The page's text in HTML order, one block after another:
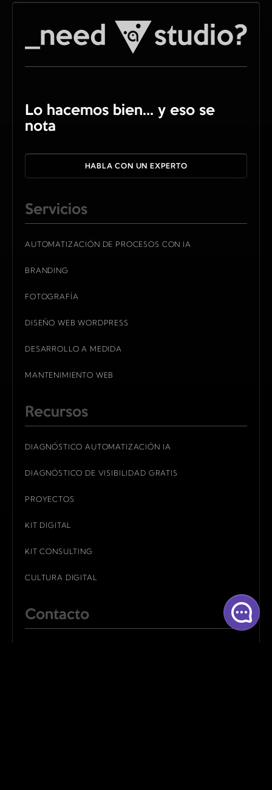
Lo hacemos bien... y eso se
nota
HABLA CON UN EXPERTO
Servicios
AUTOMATIZACIÓN DE PROCESOS CON IA
BRANDING
FOTOGRAFÍA
DISEÑO WEB WORDPRESS
DESARROLLO A MEDIDA
MANTENIMIENTO WEB
Recursos
DIAGNÓSTICO AUTOMATIZACIÓN IA
DIAGNÓSTICO DE VISIBILIDAD GRATIS
PROYECTOS
KIT DIGITAL
KIT CONSULTING
CULTURA DIGITAL
Contacto